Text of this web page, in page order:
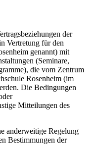
der
Vertretung für den
genannt) mit
(Seminare,
die vom Zentrum
Rosenheim (im
Die Bedingungen
Mitteilungen des
anderweitige Regelung
Bestimmungen der